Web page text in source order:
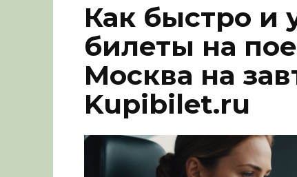
Как быстро и
билеты на
Москва на
Kupibilet.ru